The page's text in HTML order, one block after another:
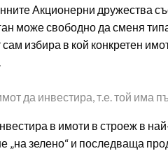
Акционерни дружества
може свободно да сменя типа
избира в кой конкретен
да инвестира, т.е. той има
в имоти в строеж в
„на зелено“ и последваща